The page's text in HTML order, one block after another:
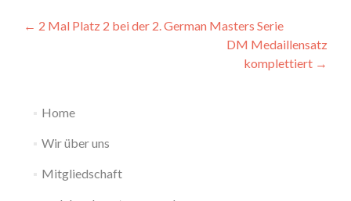
Beitragsnavigation
← 2 Mal Platz 2 bei der 2. German Masters Serie
DM Medaillensatz
komplettiert →
Home
Wir über uns
Mitgliedschaft